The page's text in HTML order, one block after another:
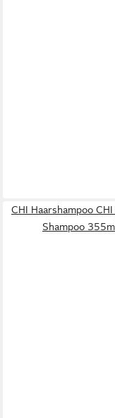
CHI Haarshampoo
Shampoo 355ml